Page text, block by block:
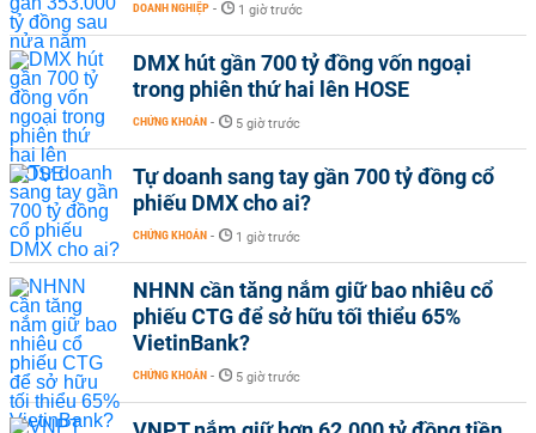
DOANH NGHIỆP - 1 giờ trước
DMX hút gần 700 tỷ đồng vốn ngoại
trong phiên thứ hai lên HOSE
CHỨNG KHOÁN - 5 giờ trước
Tự doanh sang tay gần 700 tỷ đồng cổ
phiếu DMX cho ai?
CHỨNG KHOÁN - 1 giờ trước
NHNN cần tăng nắm giữ bao nhiêu cổ
phiếu CTG để sở hữu tối thiểu 65%
VietinBank?
CHỨNG KHOÁN - 5 giờ trước